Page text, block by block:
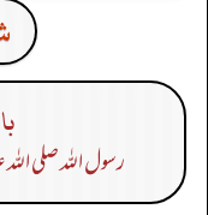
رسول اللہ صلی